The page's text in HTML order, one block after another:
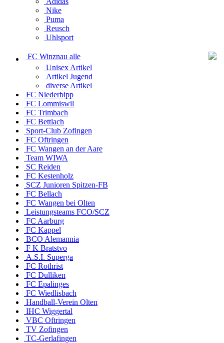
Nike
Puma
Reusch
Uhlsport
FC Winznau alle
Unisex Artikel
Artikel Jugend
diverse Artikel
FC Niederbipp
FC Lommiswil
FC Trimbach
FC Bettlach
Sport-Club Zofingen
FC Oftringen
FC Wangen an der Aare
Team WIWA
SC Reiden
FC Kestenholz
SCZ Junioren Spitzen-FB
FC Bellach
FC Wangen bei Olten
Leistungsteams FCO/SCZ
FC Aarburg
FC Kappel
BCO Alemannia
F K Bratstvo
A.S.I. Superga
FC Rothrist
FC Dulliken
FC Epalinges
FC Wiedlisbach
Handball-Verein Olten
IHC Wiggertal
VBC Oftringen
TV Zofingen
TC-Gerlafingen